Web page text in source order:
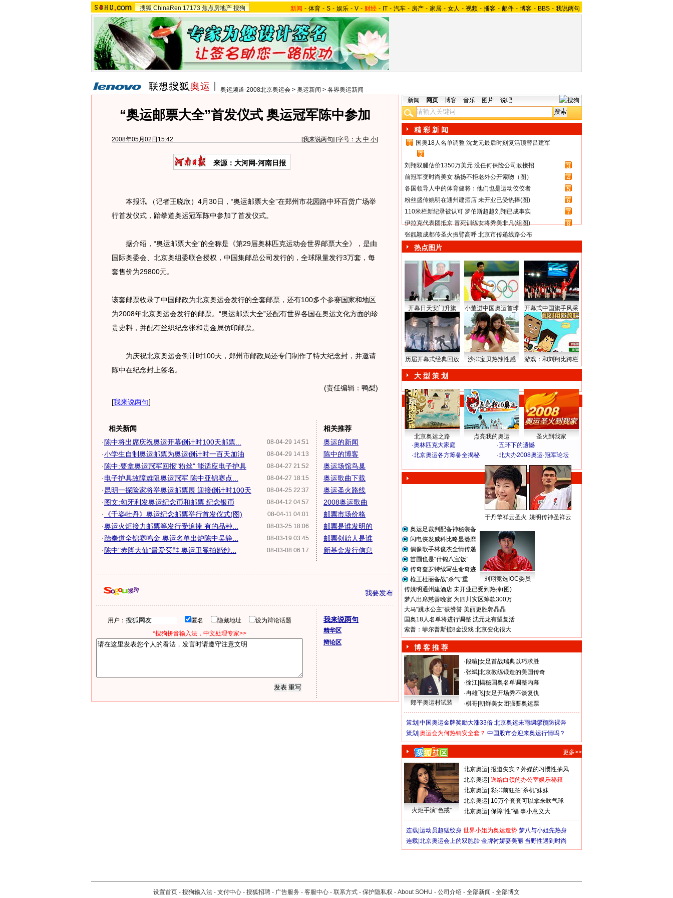
搜狐 ChinaRen 17173 焦点房地产 搜狗 新闻 - 体育 - S - 娱乐 - V - 财经 - IT - 汽车 - 房产 - 家居 - 女人 - 视频 - 播客 - 邮件 - 博客 - BBS - 我说两句
奥运频道-2008北京奥运会 > 奥运新闻 > 各界奥运新闻
“奥运邮票大全”首发仪式 奥运冠军陈中参加
2008年05月02日15:42 [我来说两句] [字号： 大 中 小]
来源：大河网-河南日报
本报讯 （记者王晓欣）4月30日，“奥运邮票大全”在郑州市花园路中环百货广场举
行首发仪式，跆拳道奥运冠军陈中参加了首发仪式。
据介绍，“奥运邮票大全”的全称是《第29届奥林匹克运动会世界邮票大全》，是由
国际奥委会、北京奥组委联合授权，中国集邮总公司发行的，全球限量发行3万套，每
套售价为29800元。
该套邮票收录了中国邮政为北京奥运会发行的全套邮票，还有100多个参赛国家和地区
为2008年北京奥运会发行的邮票。“奥运邮票大全”还配有世界各国在奥运文化方面的珍
贵史料，并配有丝织纪念张和贵金属仿印邮票。
为庆祝北京奥运会倒计时100天，郑州市邮政局还专门制作了特大纪念封，并邀请
陈中在纪念封上签名。
(责任编辑：鸭梨)
[我来说两句]
相关新闻
08-04-29 14:51
· 陈中将出席庆祝奥运开幕倒计时100天邮票...
08-04-29 14:13
·小学生自制奥运邮票为奥运倒计时一百天加油
08-04-27 21:52
· 陈中:要拿奥运冠军回报"粉丝" 能适应电子护具
08-04-27 18:15
·电子护具故障难阻奥运冠军 陈中亚锦赛点...
08-04-25 22:37
·昆明一探险家将举奥运邮票展 迎接倒计时100天
08-04-12 04:57
·图文:匈牙利发奥运纪念币和邮票 纪念银币
08-04-11 04:01
· 《千姿牡丹》奥运纪念邮票举行首发仪式(图)
08-03-25 18:06
·奥运火炬接力邮票等发行受追捧 有的品种...
08-03-19 03:45
·跆拳道全锦赛鸣金 奥运名单出炉陈中吴静...
08-03-08 06:17
· 陈中"赤脚大仙"最爱买鞋 奥运卫冕拍婚纱...
相关推荐
奥运的新闻
陈中的博客
奥运场馆鸟巢
奥运歌曲下载
奥运圣火路线
2008奥运歌曲
邮票市场价格
邮票是谁发明的
邮票创始人是谁
新基金发行信息
我要发布
用户： 匿名 隐藏地址
设为辩论话题
*搜狗拼音输入法，中文处理专家>>
我来说两句
精华区
辩论区
新闻 网页 博客 音乐 图片 说吧
精 彩 新 闻
1
国奥18人名单调整 沈龙元最后时刻复活顶替吕建军
2
刘翔双腿估价1350万美元 没任何保险公司敢接招
3
前冠军变时尚美女 杨扬不拒老外公开索吻（图）
4
各国领导人中的体育健将：他们也是运动佼佼者
5
粉丝盛传姚明在通州建酒店 未开业已受热捧(图)
6
110米栏新纪录被认可 罗伯斯超越刘翔已成事实
7
伊拉克代表团抵京 冒死训练女将秀美非凡(组图)
8
张靓颖成都传圣火振臂高呼 北京市传递线路公布
热点图片
开幕日天安门升旗 小董进中国奥运首球 开幕式中国旗手风采
历届开幕式经典回放 沙排宝贝热辣性感 游戏：和刘翔比跨栏
大 型 策 划
北京奥运之路 点亮我的奥运
圣火到我家
·奥林匹克大家庭 ·五环下的遗憾
·北京奥运各方筹备全揭秘 ·北大办2008奥运·冠军论坛
于丹擎祥云圣火 姚明传神圣祥云
奥运足裁判配备神秘装备
闪电侠发威科比略显萎靡
偶像歌手林俊杰全情传递
苗圃也是“什锦八宝饭”
传奇奎罗特续写生命奇迹
枪王杜丽备战“杀气”重
刘翔竞选IOC委员
传姚明通州建酒店 未开业已受到热捧(图)
梦八出席慈善晚宴 为四川灾区筹款300万
大马“跳水公主”获赞誉 美丽更胜郭晶晶
国奥18人名单将进行调整 沈元龙有望复活
索普：菲尔普斯揽8金没戏 北京变化很大
博 客 推 荐
郎平奥运村试装
·段暄 女足首战瑞典以巧求胜
·张斌 北京教练锻造的美国传奇
·徐江 揭秘国奥名单调整内幕
·冉雄飞 女足开场秀不谈复仇
·棋哥 朝鲜美女团强要奥运票
策划| 中国奥运金牌奖励大涨33倍 北京奥运未雨绸缪预防裸奔
策划| 奥运会为何热销安全套？ 中国股市会迎来奥运行情吗？
更多>>
火炬手演“色戒”
北京奥运 报道失实？外媒的习惯性抽风
北京奥运 送给白领的办公室娱乐秘籍
北京奥运 彩排前狂拍“杀机”妹妹
北京奥运 10万个套套可以拿来吹气球
北京奥运 保障“性”福 事小意义大
连载| 运动员超猛纹身 世界小姐为奥运造势 梦八与小姐先热身
连载| 北京奥运会上的双胞胎 金牌衬娇妻美丽 当野性遇到时尚
设置首页 - 搜狗输入法 - 支付中心 - 搜狐招聘 - 广告服务 - 客服中心 - 联系方式 - 保护隐私权 - About SOHU - 公司介绍 - 全部新闻 - 全部博文